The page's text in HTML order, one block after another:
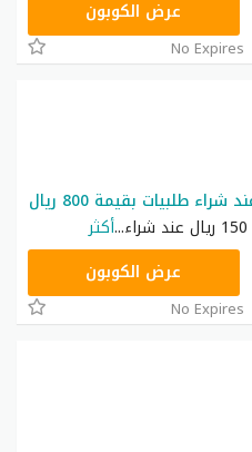
عرض الكوبون
No Expires
...أكثر
عرض الكوبون
No Expires